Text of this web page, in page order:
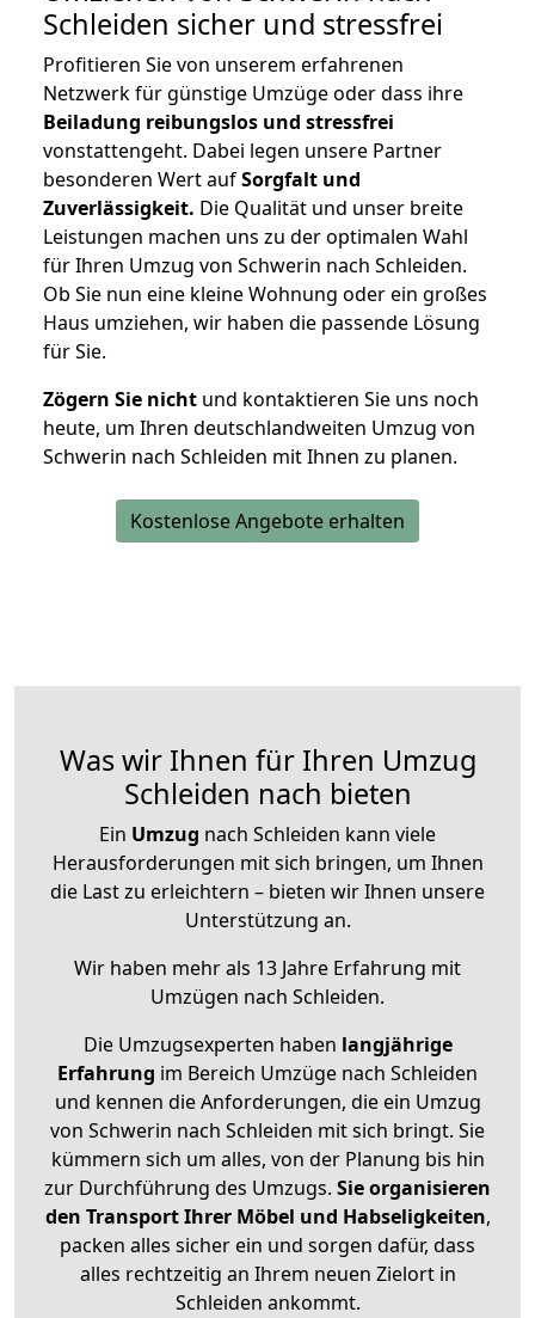
Schleiden sicher und stressfrei
Profitieren Sie von unserem erfahrenen
Netzwerk für günstige Umzüge oder dass ihre
Beiladung reibungslos und stressfrei
vonstattengeht. Dabei legen unsere Partner
besonderen Wert aufSorgfalt und
Zuverlässigkeit. Die Qualität und unser breite
Leistungen machen uns zu der optimalen Wahl
für Ihren Umzug von Schwerin nach Schleiden.
Ob Sie nun eine kleine Wohnung oder ein großes
Haus umziehen, wir haben die passende Lösung
für Sie.
Zögern Sie nicht und kontaktieren Sie uns noch
heute, um Ihren deutschlandweiten Umzug von
Schwerin nach Schleiden mit Ihnen zu planen.
Kostenlose Angebote erhalten
Was wir Ihnen für Ihren Umzug
Schleiden nach bieten
Ein Umzug nach Schleiden kann viele
Herausforderungen mit sich bringen, um Ihnen
die Last zu erleichtern – bieten wir Ihnen unsere
Unterstützung an.
Wir haben mehr als 13 Jahre Erfahrung mit
Umzügen nach Schleiden.
Die Umzugsexperten haben langjährige
Erfahrung im Bereich Umzüge nach Schleiden
und kennen die Anforderungen, die ein Umzug
von Schwerin nach Schleiden mit sich bringt. Sie
kümmern sich um alles, von der Planung bis hin
zur Durchführung des Umzugs. Sie organisieren
den Transport Ihrer Möbel und Habseligkeiten,
packen alles sicher ein und sorgen dafür, dass
alles rechtzeitig an Ihrem neuen Zielort in
Schleiden ankommt.